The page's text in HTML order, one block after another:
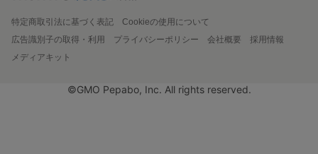
特定商取引法に基づく表記
Cookieの使用について
広告識別子の取得・利用
プライバシーポリシー 会社概要
採用情報
メディアキット
©GMO Pepabo, Inc. All rights reserved.